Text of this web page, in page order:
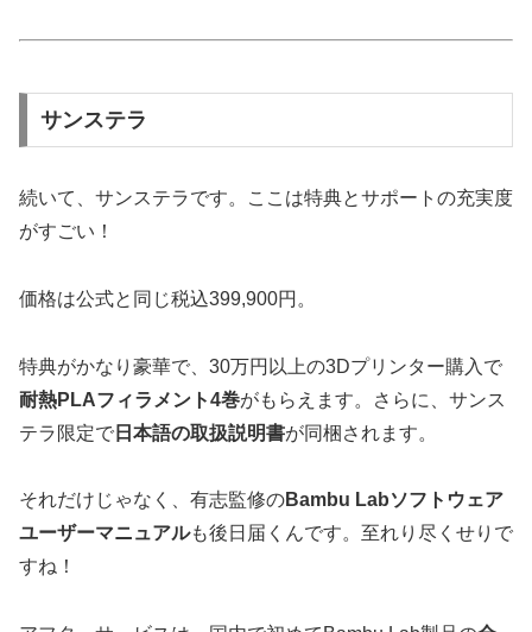
サンステラ
続いて、サンステラです。ここは特典とサポートの充実度
がすごい！
価格は公式と同じ税込399,900円。
特典がかなり豪華で、30万円以上の3Dプリンター購入で
耐熱PLAフィラメント4巻がもらえます。さらに、サンス
テラ限定で 日本語の取扱説明書が同梱されます。
それだけじゃなく、有志監修のBambu Labソフトウェア
ユーザーマニュアルも後日届くんです。至れり尽くせりで
すね！